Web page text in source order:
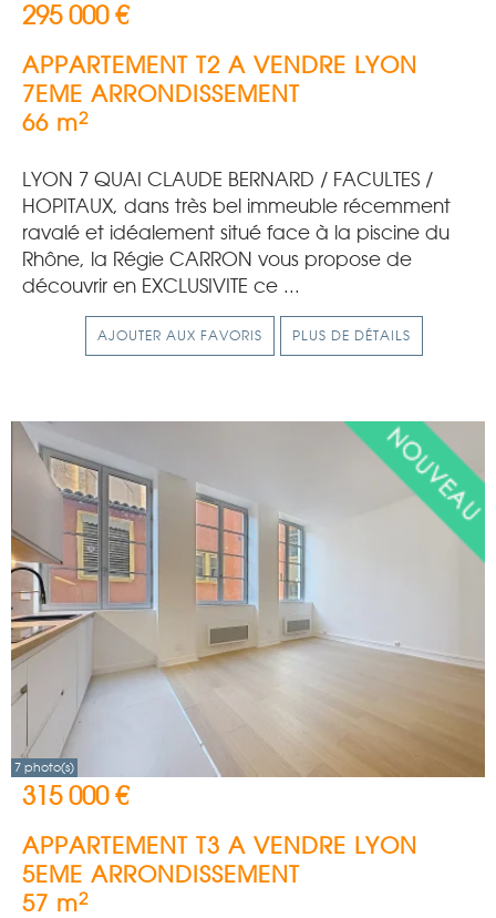
295 000 €
APPARTEMENT T2 A VENDRE LYON
7EME ARRONDISSEMENT
66 m2
LYON 7 QUAI CLAUDE BERNARD / FACULTES /
HOPITAUX, dans très bel immeuble récemment
ravalé et idéalement situé face à la piscine du
Rhône, la Régie CARRON vous propose de
découvrir en EXCLUSIVITE ce ...
AJOUTER AUX FAVORIS PLUS DE DÉTAILS
7 photo(s)
315 000 €
APPARTEMENT T3 A VENDRE LYON
5EME ARRONDISSEMENT
57 m2